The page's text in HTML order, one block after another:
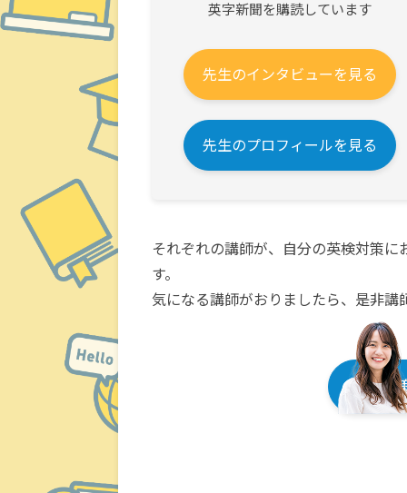
英字新聞を購読しています
先生のインタビューを見る
先生のプロフィールを見る
それぞれの講師が、自分の英検対策
す。
気になる講師がおりましたら、是非
英検対